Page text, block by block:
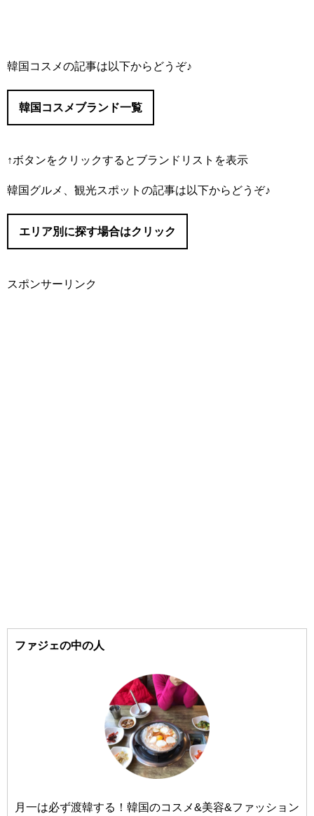
韓国コスメの記事は以下からどうぞ♪
韓国コスメブランド一覧
#innisfree/（イニスフリー）
#3CE/（スリーシーイー）
#Sulwhasoo/（ソルファス）
#CNP/（チャアンドパク）
#dasique/（デイジーク）
#too cool for school/（トゥークールフォースクール）
#23yearsold/（トゥエンティスリーイヤーズオールド）
#Dr.Jart+/（ドクタージャルト）
↑ボタンをクリックするとブランドリストを表示
韓国グルメ、観光スポットの記事は以下からどうぞ♪
エリア別に探す場合はクリック
#梨大（イデ）
スポンサーリンク
ファジェの中の人
月一は必ず渡韓する！韓国のコスメ&美容&ファッション